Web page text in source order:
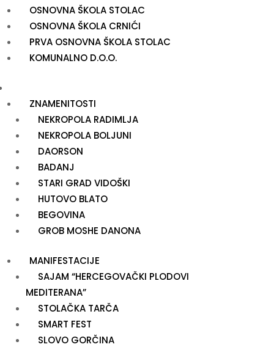
OSNOVNA ŠKOLA STOLAC
OSNOVNA ŠKOLA CRNIĆI
PRVA OSNOVNA ŠKOLA STOLAC
KOMUNALNO D.O.O.
ZNAMENITOSTI
NEKROPOLA RADIMLJA
NEKROPOLA BOLJUNI
DAORSON
BADANJ
STARI GRAD VIDOŠKI
HUTOVO BLATO
BEGOVINA
GROB MOSHE DANONA
MANIFESTACIJE
SAJAM “HERCEGOVAČKI PLODOVI
MEDITERANA”
STOLAČKA TARČA
SMART FEST
SLOVO GORČINA